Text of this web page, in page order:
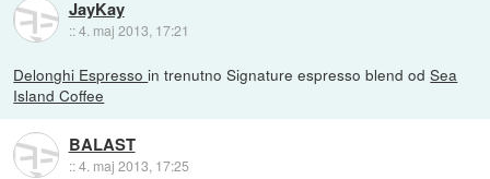
JayKay
::4. maj 2013, 17:21
Delonghi Espressoin trenutno Signature espresso blend odSea
Island Coffee
BALAST
::4. maj 2013, 17:25